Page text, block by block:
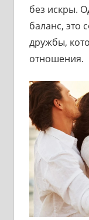
без искры.
баланс, это
дружбы,
отношения.